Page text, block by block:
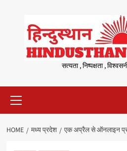
content
सत्यता , निष्पक्षता ,
Menu
HOME मध्य प्रदेश एक अप्रैल से ऑनलाइन